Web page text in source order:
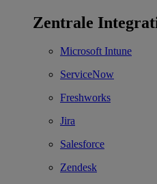
Zentrale
Microsoft Intune
ServiceNow
Freshworks
Jira
Salesforce
Zendesk